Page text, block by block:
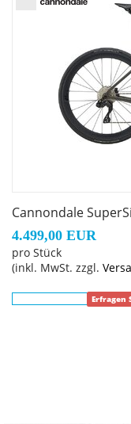
Cannondale
4.499,00 EUR
pro Stück
(inkl. MwSt. zzgl.
Erfragen